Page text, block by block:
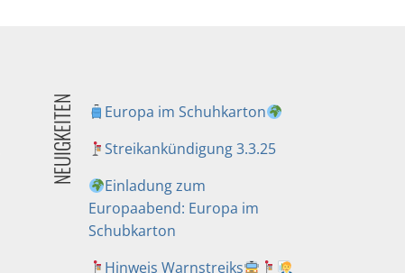
NEUIGKEITEN
Europa im Schuhkarton
Streikankündigung 3.3.25
Einladung zum
Europaabend: Europa im
Schubkarton
Hinweis Warnstreiks